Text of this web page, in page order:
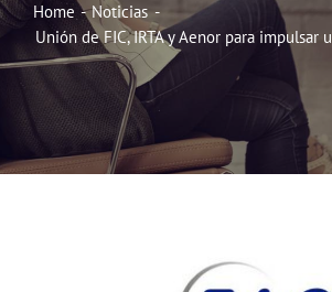
Symposiums
Noticias
Hazte Socio
Home
Noticias
Unión de FIC, IRTA y Aenor para impulsar